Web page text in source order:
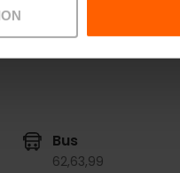
Bus
62,63,99